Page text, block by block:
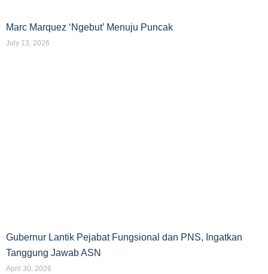
Marc Marquez ‘Ngebut’ Menuju Puncak
July 13, 2026
Gubernur Lantik Pejabat Fungsional dan PNS, Ingatkan
Tanggung Jawab ASN
April 30, 2026